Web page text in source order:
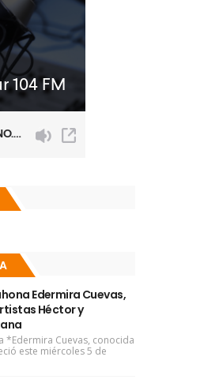
Edermira Cuevas,
Héctor y
*Edermira Cuevas, conocida
este miércoles 5 de